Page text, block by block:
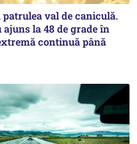
val de caniculă.
la 48 de grade în
continuă până